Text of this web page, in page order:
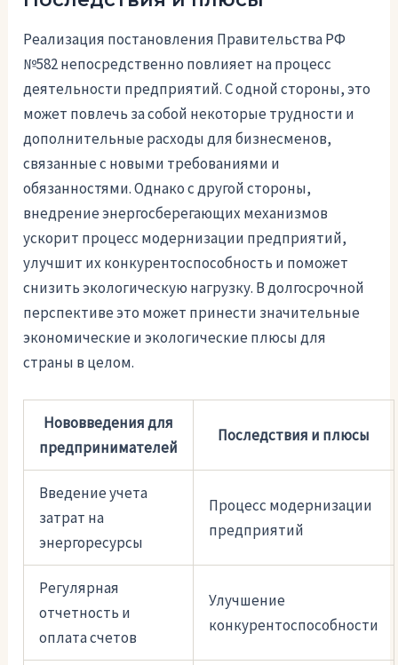
Реализация постановления Правительства РФ
№582 непосредственно повлияет на процесс
деятельности предприятий. С одной стороны, это
может повлечь за собой некоторые трудности и
дополнительные расходы для бизнесменов,
связанные с новыми требованиями и
обязанностями. Однако с другой стороны,
внедрение энергосберегающих механизмов
ускорит процесс модернизации предприятий,
улучшит их конкурентоспособность и поможет
снизить экологическую нагрузку. В долгосрочной
перспективе это может принести значительные
экономические и экологические плюсы для
страны в целом.
Нововведения для
предпринимателей
Последствия и плюсы
Введение учета
затрат на
энергоресурсы
Процесс модернизации
предприятий
Регулярная
отчетность и
оплата счетов
Улучшение
конкурентоспособности